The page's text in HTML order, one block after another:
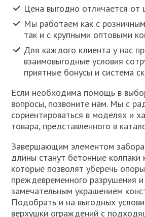
Цена выгодно отличается от
Мы работаем как с
так и с крупными оптовыми
Для каждого клиента у нас
взаимовыгодные условия
приятные бонусы и система
Если необходима помощь в
вопросы, позвоните нам. Мы с
сориентироваться в моделях и
товара, представленного в
Завершающим элементом
длины станут бетонные колпаки
которые позволят уберечь
преждевременного разрушения и
замечательным украшением
Подобрать и на выгодных
верхушки ограждений с